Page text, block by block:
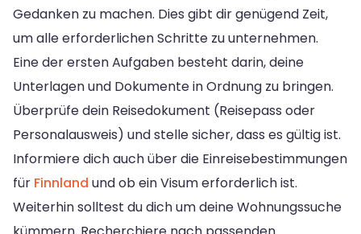
Gedanken zu machen. Dies gibt dir genügend Zeit,
um alle erforderlichen Schritte zu unternehmen.
Eine der ersten Aufgaben besteht darin, deine
Unterlagen und Dokumente in Ordnung zu bringen.
Überprüfe dein Reisedokument (Reisepass oder
Personalausweis) und stelle sicher, dass es gültig ist.
Informiere dich auch über die Einreisebestimmungen
für Finnland und ob ein Visum erforderlich ist.
Weiterhin solltest du dich um deine Wohnungssuche